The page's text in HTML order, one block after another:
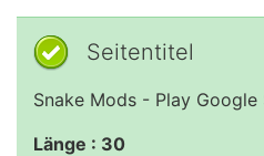
Seitentitel
Snake Mods - Play Google
Länge : 30